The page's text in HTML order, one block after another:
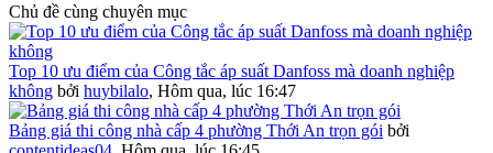
Chủ đề cùng chuyên mục
Top 10 ưu điểm của Công tắc áp suất Danfoss mà doanh nghiệp
không bởi huybilalo, Hôm qua, lúc 16:47
Bảng giá thi công nhà cấp 4 phường Thới An trọn gói bởi